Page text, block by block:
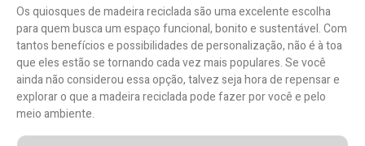
Os quiosques de madeira reciclada são uma excelente escolha
para quem busca um espaço funcional, bonito e sustentável. Com
tantos benefícios e possibilidades de personalização, não é à toa
que eles estão se tornando cada vez mais populares. Se você
ainda não considerou essa opção, talvez seja hora de repensar e
explorar o que a madeira reciclada pode fazer por você e pelo
meio ambiente.